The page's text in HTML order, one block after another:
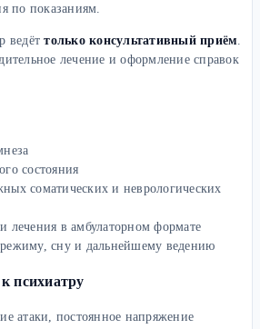
по показаниям.
ведёттолько консультативный приём
лечение и оформление справок
состояния
соматических и неврологических
лечения в амбулаторном формате
сну и дальнейшему ведению
психиатру
атаки, постоянное напряжение